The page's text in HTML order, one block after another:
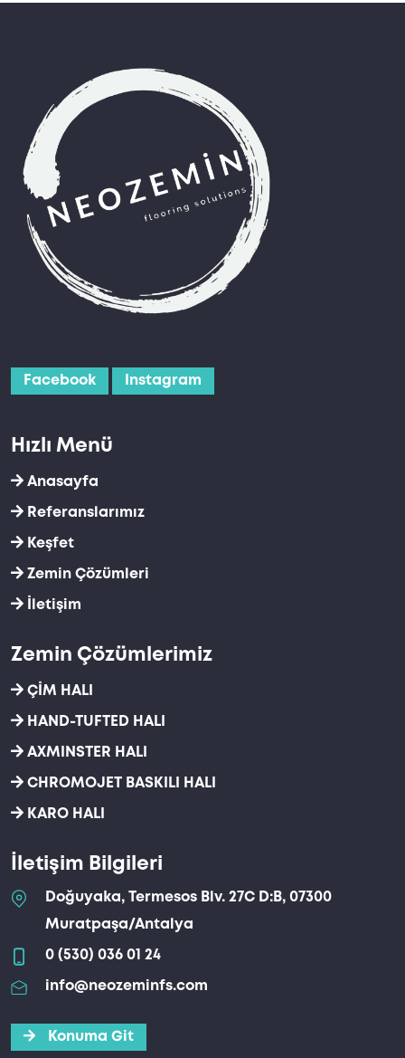
Facebook Instagram
Hızlı Menü
Anasayfa
Referanslarımız
Keşfet
Zemin Çözümleri
İletişim
Zemin Çözümlerimiz
ÇİM HALI
HAND-TUFTED HALI
AXMINSTER HALI
CHROMOJET BASKILI HALI
KARO HALI
İletişim Bilgileri
Doğuyaka, Termesos Blv. 27C D:B, 07300
Muratpaşa/Antalya
0 (530) 036 01 24
info@neozeminfs.com
Konuma Git